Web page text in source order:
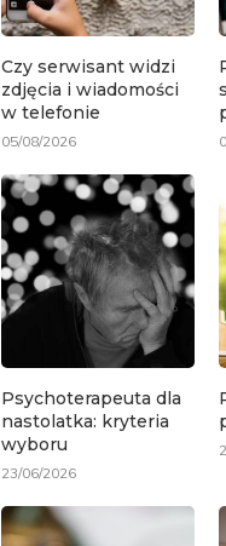
Czy serwisant widzi
zdjęcia i wiadomości
w telefonie
05/08/2026
Psychoterapeuta dla
nastolatka: kryteria
wyboru
23/06/2026